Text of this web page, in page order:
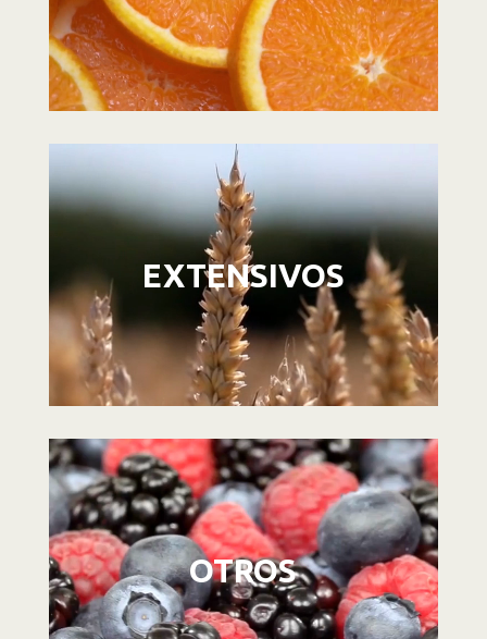
de
vídeo
EXTENSIVOS
Reproductor
de
vídeo
OTROS